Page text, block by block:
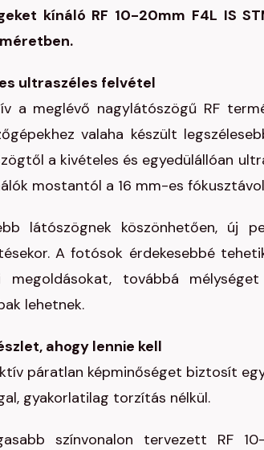
kínáló RF 10-20mm F4L IS
ultraszéles felvétel
a meglévő nagylátószögű RF
valaha készült
a kivételes és egyedülállóan
mostantól a 16 mm-es
látószögnek köszönhetően, új
A fotósok érdekesebbé
megoldásokat, továbbá
lehetnek.
ahogy lennie kell
páratlan képminőséget biztosít
gyakorlatilag torzítás nélkül.
színvonalon tervezett RF